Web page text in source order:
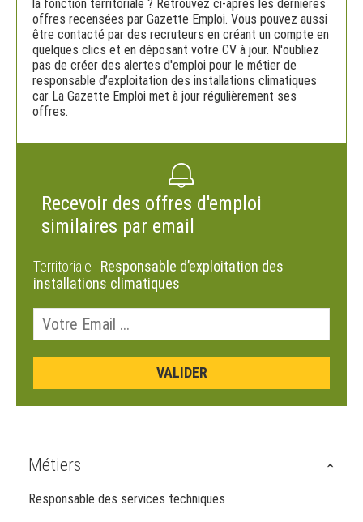
la fonction territoriale ? Retrouvez ci-après les dernières
offres recensées par Gazette Emploi. Vous pouvez aussi
être contacté par des recruteurs en créant un compte en
quelques clics et en déposant votre CV à jour. N'oubliez
pas de créer des alertes d'emploi pour le métier de
responsable d’exploitation des installations climatiques
car La Gazette Emploi met à jour régulièrement ses
offres.
Recevoir des offres d'emploi
similaires par email
Territoriale : Responsable d’exploitation des
installations climatiques
Métiers
Responsable des services techniques